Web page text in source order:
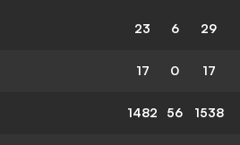
23 6 29
17 0 17
1482 56 1538